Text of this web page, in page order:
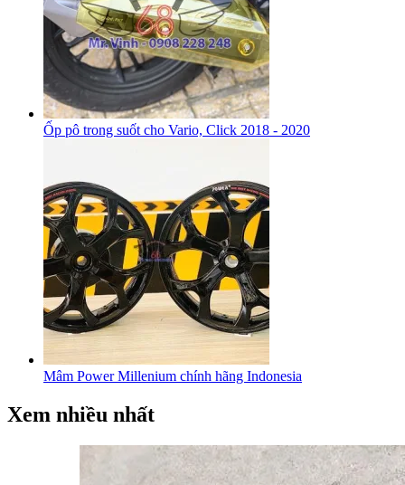
Ốp pô trong suốt cho Vario, Click 2018 - 2020
Mâm Power Millenium chính hãng Indonesia
Xem nhiều nhất